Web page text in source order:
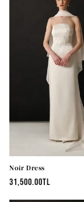
Noir Dress
Normal
31,500.00TL